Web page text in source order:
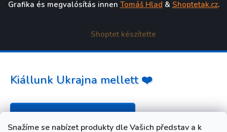
Snažíme se nabízet produkty dle Vašich představ a k
Grafika és megvalósítás innen Tomáš Hlad & Shoptetak.cz.
Shoptet készítette
Kiállunk Ukrajna mellett ❤️